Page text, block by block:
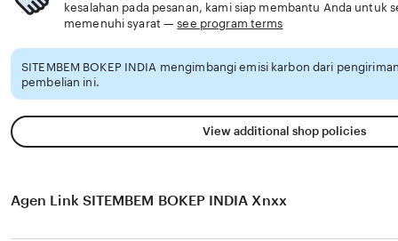
kesalahan pada pesanan, kami siap membantu Anda untuk
memenuhi syarat —see program terms
SITEMBEM BOKEP INDIA mengimbangi emisi karbon dari
pembelian ini.
View additional shop policies
Agen Link SITEMBEM BOKEP INDIA Xnxx